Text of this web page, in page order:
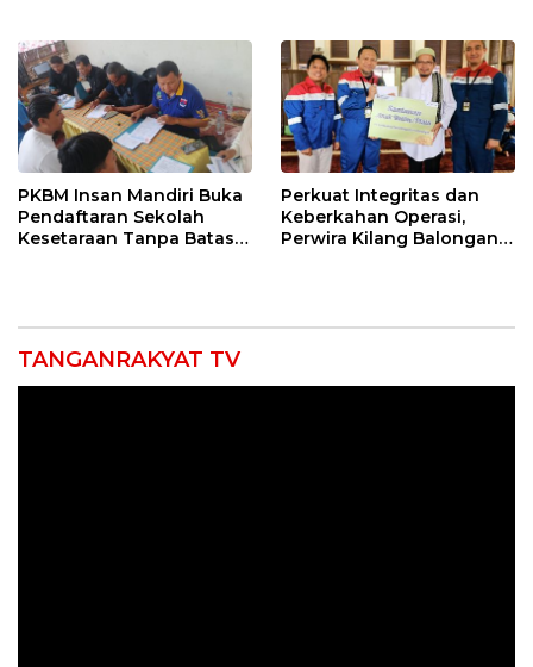
PKBM Insan Mandiri Buka
Pendaftaran Sekolah
Kesetaraan Tanpa Batas
Perkuat Integritas dan
Keberkahan Operasi,
Perwira Kilang Balongan
TANGANRAKYAT TV